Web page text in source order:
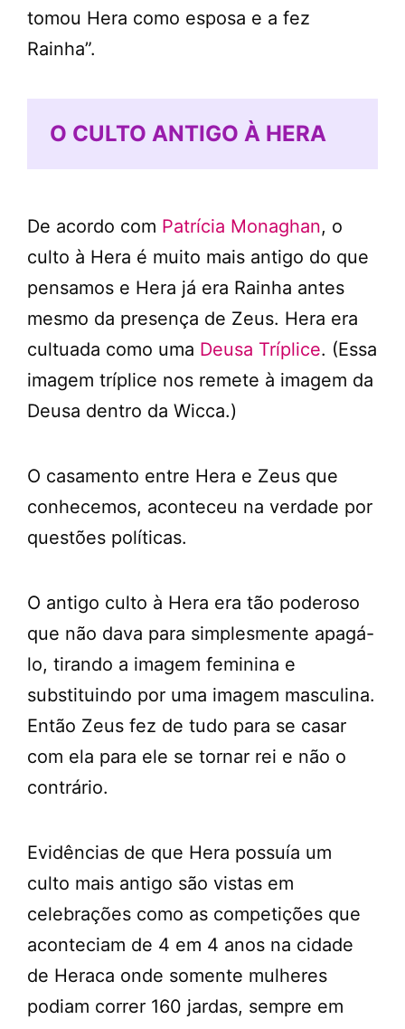
tomou Hera como esposa e a fez
Rainha”.
O CULTO ANTIGO À HERA
De acordo com Patrícia Monaghan, o
culto à Hera é muito mais antigo do que
pensamos e Hera já era Rainha antes
mesmo da presença de Zeus. Hera era
cultuada como uma Deusa Tríplice. (Essa
imagem tríplice nos remete à imagem da
Deusa dentro da Wicca.)
O casamento entre Hera e Zeus que
conhecemos, aconteceu na verdade por
questões políticas.
O antigo culto à Hera era tão poderoso
que não dava para simplesmente apagá-
lo, tirando a imagem feminina e
substituindo por uma imagem masculina.
Então Zeus fez de tudo para se casar
com ela para ele se tornar rei e não o
contrário.
Evidências de que Hera possuía um
culto mais antigo são vistas em
celebrações como as competições que
aconteciam de 4 em 4 anos na cidade
de Heraca onde somente mulheres
podiam correr 160 jardas, sempre em